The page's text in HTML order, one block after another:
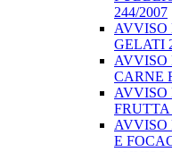
244/2007
AVVISO
GELATI
AVVISO
CARNE
AVVISO
FRUTTA
AVVISO
E